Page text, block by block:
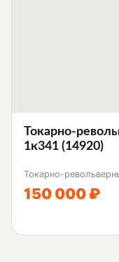
Токарно-
1к341 (14920)
Токарно-
150 000 ₽